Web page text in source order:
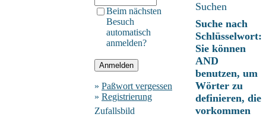
Beim nächsten
Besuch
automatisch
anmelden?
» Paßwort vergessen
» Registrierung
Zufallsbild
Suchen
Suche nach
Schlüsselwort:
Sie können
AND
benutzen, um
Wörter zu
definieren, die
vorkommen